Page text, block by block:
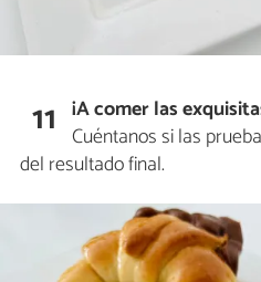
11 ¡A comer las
Cuéntanos si las
del resultado final.